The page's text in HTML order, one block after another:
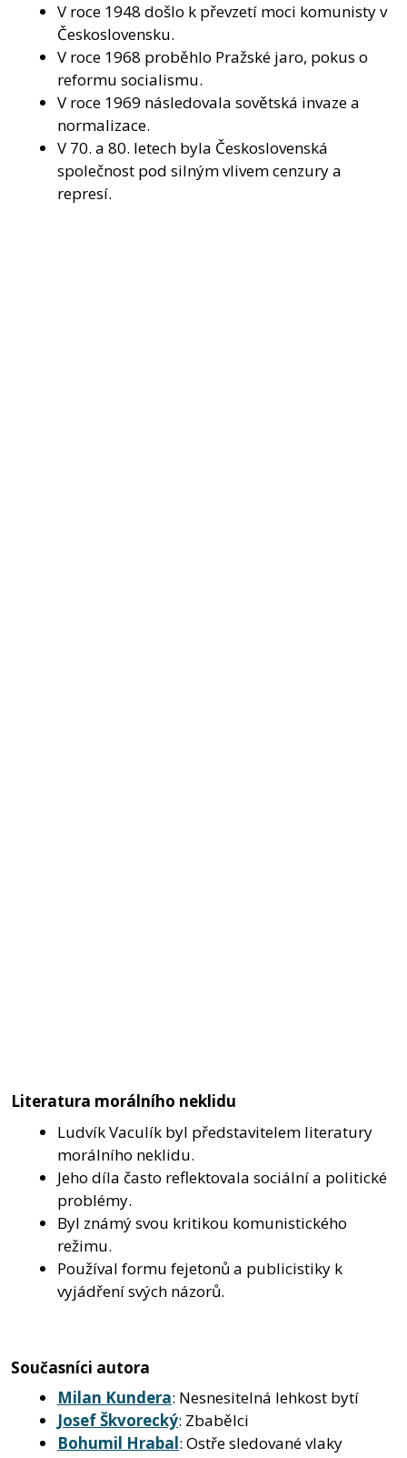
V roce 1948 došlo k převzetí moci komunisty v
Československu.
V roce 1968 proběhlo Pražské jaro, pokus o
reformu socialismu.
V roce 1969 následovala sovětská invaze a
normalizace.
V 70. a 80. letech byla Československá
společnost pod silným vlivem cenzury a
represí.
Literatura morálního neklidu
Ludvík Vaculík byl představitelem literatury
morálního neklidu.
Jeho díla často reflektovala sociální a politické
problémy.
Byl známý svou kritikou komunistického
režimu.
Používal formu fejetonů a publicistiky k
vyjádření svých názorů.
Současníci autora
Milan Kundera: Nesnesitelná lehkost bytí
Josef Škvorecký: Zbabělci
Bohumil Hrabal: Ostře sledované vlaky